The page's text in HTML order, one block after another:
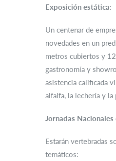
Exposición estática:
Un centenar de
novedades en un
metros cubiertos y
gastronomía y
asistencia calificada
alfalfa, la lechería y la
Jornadas Nacionales
Estarán vertebradas
temáticos: